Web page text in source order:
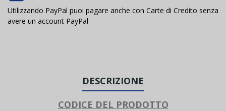
Utilizzando PayPal puoi pagare anche con Carte di Credito senza
avere un account PayPal
DESCRIZIONE
CODICE DEL PRODOTTO